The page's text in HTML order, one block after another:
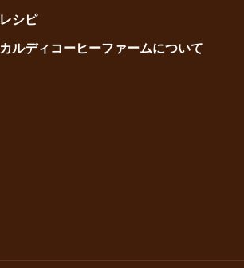
レシピ
カルディコーヒーファームについて